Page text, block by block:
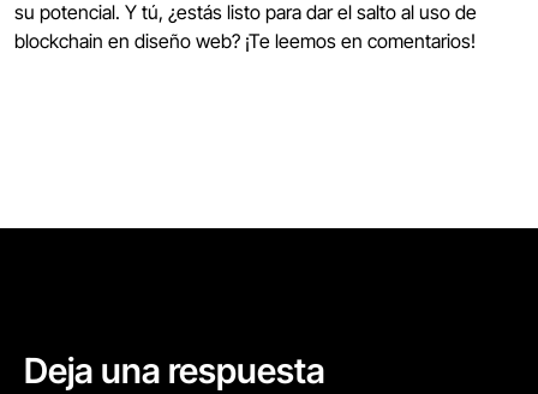
su potencial. Y tú, ¿estás listo para dar el salto al uso de
blockchain en diseño web? ¡Te leemos en comentarios!
Deja una respuesta